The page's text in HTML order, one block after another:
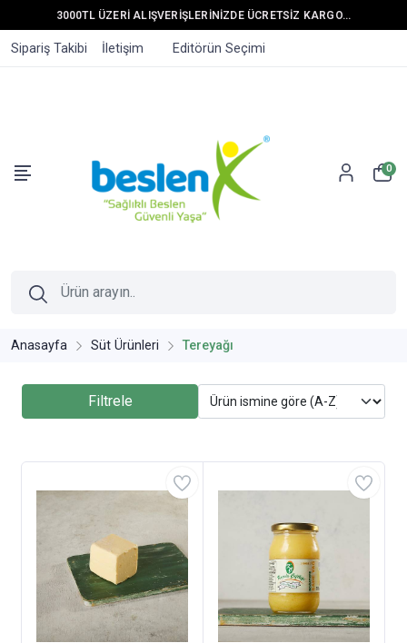
3000TL ÜZERİ ALIŞVERİŞLERİNİZDE ÜCRETSİZ KARGO...
Sipariş Takibi İletişim Editörün Seçimi
0
Anasayfa Süt Ürünleri Tereyağı
Filtrele